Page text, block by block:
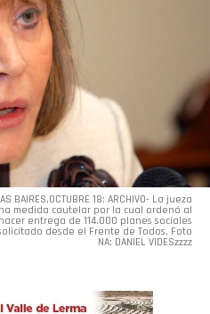
BAIRES,OCTUBRE 18: ARCHIVO- La jueza
medida cautelar por la cual ordenó al
entrega de 114.000 planes sociales
desde el Frente de Todos. Foto
NA: DANIEL VIDESzzzz